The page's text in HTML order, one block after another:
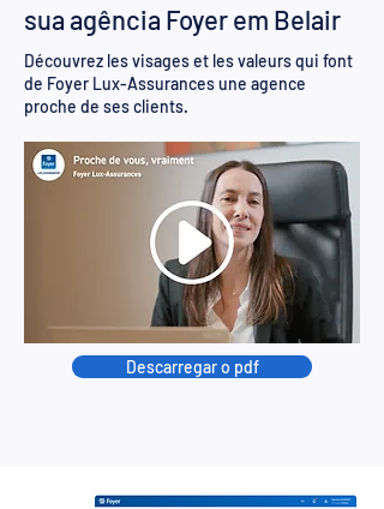
sua agência Foyer em Belair
Découvrez les visages et les valeurs qui font
de Foyer Lux-Assurances une agence
proche de ses clients.
Descarregar o pdf